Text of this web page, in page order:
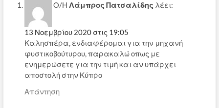
Ο/Η Λάμπρος Πατσαλίδης λέει:
13 Νοεμβρίου 2020 στις 19:05
Καλησπέρα, ενδιαφέρομαι για την μηχανή
φυστικοβούτυρου, παρακαλώ οπως με
ενημερώσετε για την τιμή και αν υπάρχει
αποστολή στην Κύπρο
Απάντηση